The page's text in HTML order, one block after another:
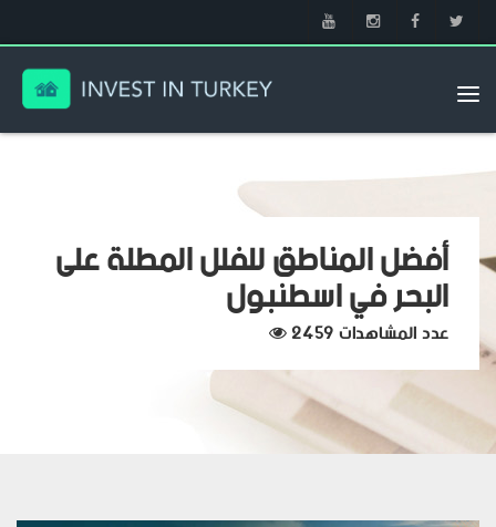
أفضل المناطق للفلل المطلة على
البحر في اسطنبول
عدد المشاهدات 2459